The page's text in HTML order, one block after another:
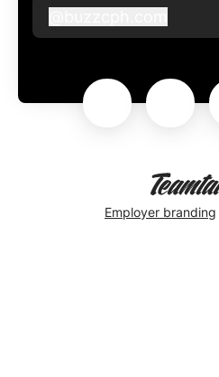
buzzcph.com
Employer branding